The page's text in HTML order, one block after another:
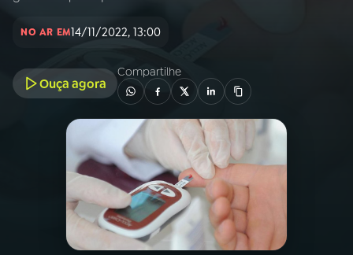
INÍCIO
A RÁDIO
PROGRAMAÇÃO
PROGRAMAS
PODCASTS
NO AR EM14/11/2022, 13:00
Ouça agora
Compartilhe